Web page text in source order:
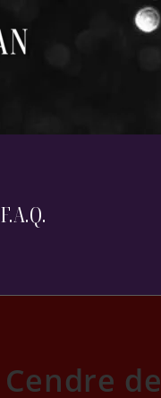
F.A.Q.
de